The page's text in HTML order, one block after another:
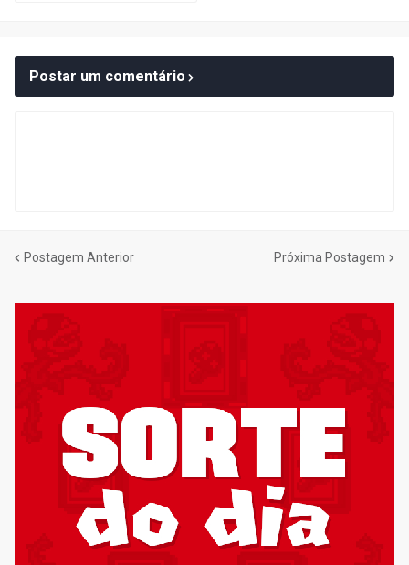
Postar um comentário
Postagem Anterior Próxima Postagem